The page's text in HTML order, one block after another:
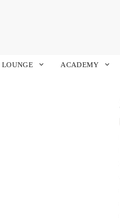
LOUNGE ACADEMY